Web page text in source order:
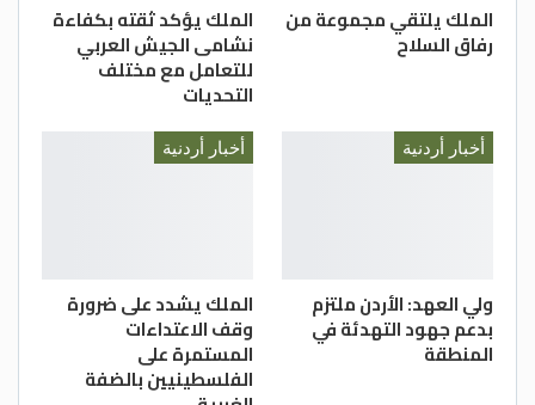
الملك يلتقي مجموعة من
رفاق السلاح
الملك يؤكد ثقته بكفاءة
نشامى الجيش العربي
للتعامل مع مختلف
التحديات
أخبار أردنية
ولي العهد: الأردن ملتزم
بدعم جهود التهدئة في
المنطقة
أخبار أردنية
الملك يشدد على ضرورة
وقف الاعتداءات
المستمرة على
الفلسطينيين بالضفة